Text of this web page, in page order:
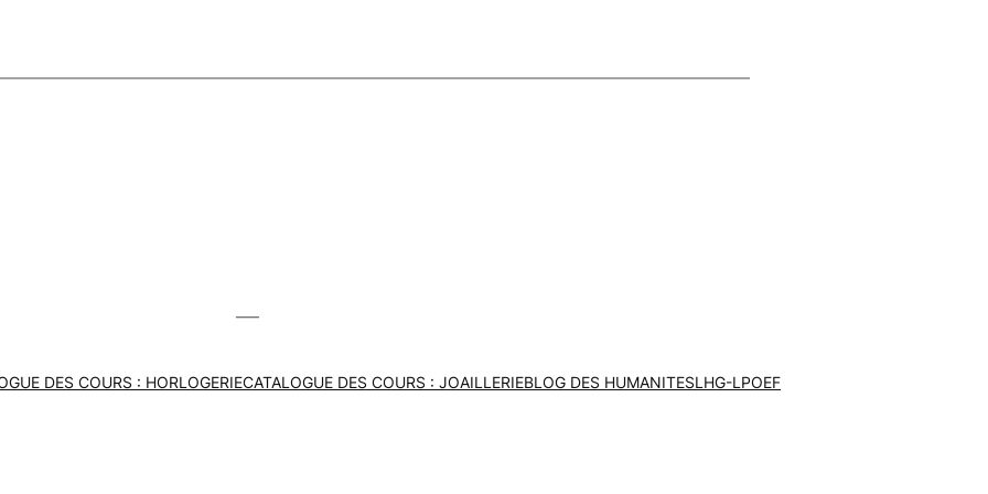
DES COURS : HORLOGERIECATALOGUE DES COURS : JOAILLERIEBLOG DES HUMANITESLHG-LPOEF